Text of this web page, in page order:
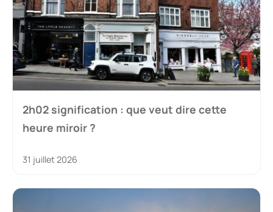
2h02 signification : que veut dire cette
heure miroir ?
31 juillet 2026